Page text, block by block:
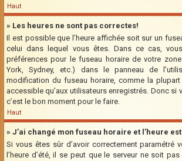
Haut
» Les heures ne sont pas correctes!
Il est possible que l’heure affichée soit sur un
celui dans lequel vous êtes. Dans ce cas,
préférences pour le fuseau horaire de votre
York, Sydney, etc.) dans le panneau de
modification du fuseau horaire, comme la plupart
accessible qu’aux utilisateurs enregistrés. Donc si
c’est le bon moment pour le faire.
Haut
» J’ai changé mon fuseau horaire et l’heure
Si vous êtes sûr d’avoir correctement paramétré
l’heure d’été, il se peut que le serveur ne soit